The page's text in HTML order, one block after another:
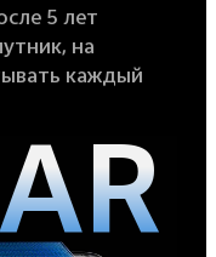
5 лет
на
каждый